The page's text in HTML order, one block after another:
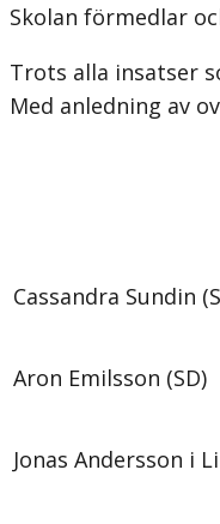
Skolan förmedlar
Trots alla insatser
Med anledning av
Cassandra Sundin
Aron Emilsson (SD)
Jonas Andersson i